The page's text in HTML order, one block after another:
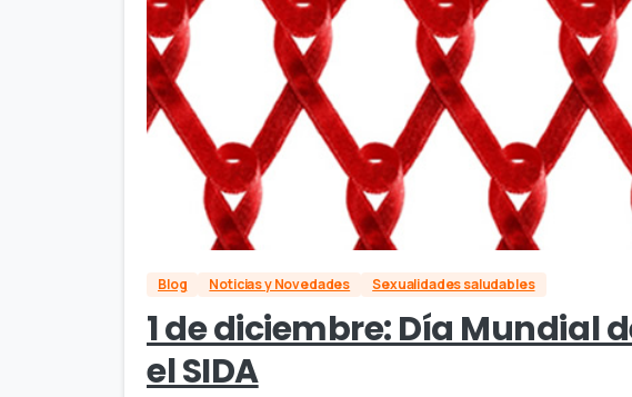
Blog Noticias y Novedades Sexualidades saludables
1 de diciembre: Día Mundial
el SIDA